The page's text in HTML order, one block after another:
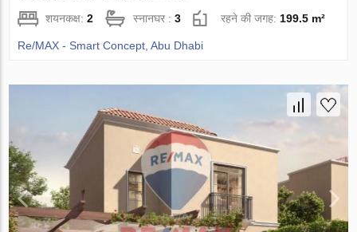
शयनकक्ष:2 स्नानघर :3 रहने की जगह: 199.5 m²
Re/MAX - Smart Concept, Abu Dhabi